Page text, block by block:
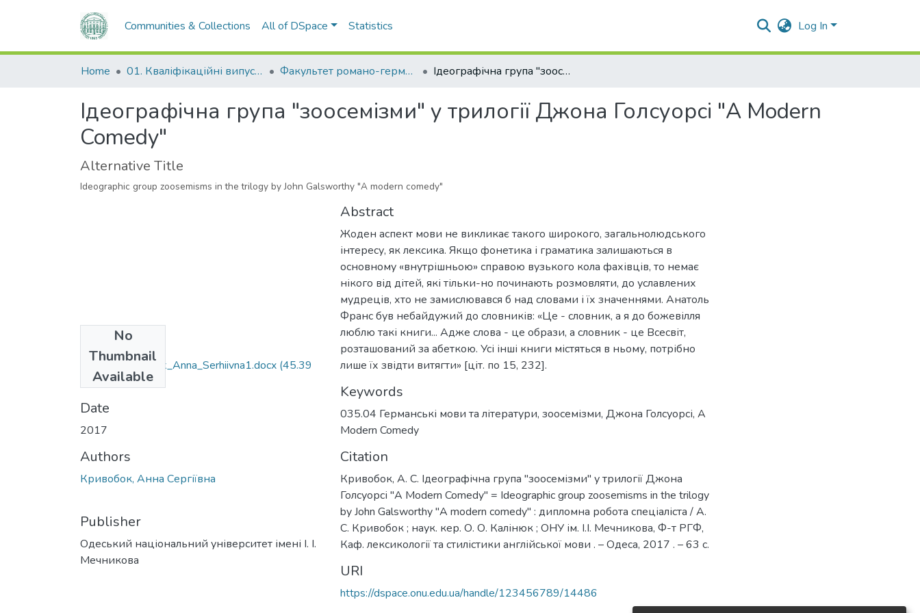
Communities & Collections All of DSpace Statistics Log In
Home 01. Кваліфікаційні випускні роботи здобувачів вищої освіти Факультет романо-германської філології Ідеографічна група "зоосемізми" у трилогії Джона Голсуорсі "A Modern Comedy"
Ідеографічна група "зоосемізми" у трилогії Джона Голсуорсі "A Modern
Comedy"
Alternative Title
Ideographic group zoosemisms in the trilogy by John Galsworthy "A modern comedy"
No
Thumbnail
Available
035.04_Kryvobok_Anna_Serhiivna1.docx (45.39
KB)
Date
2017
Authors
Кривобок, Анна Сергіївна
Publisher
Одеський національний університет імені І. І.
Мечникова
Abstract
Жоден аспект мови не викликає такого широкого, загальнолюдського
інтересу, як лексика. Якщо фонетика і граматика залишаються в
основному «внутрішньою» справою вузького кола фахівців, то немає
нікого від дітей, які тільки-но починають розмовляти, до уславлених
мудреців, хто не замислювався б над словами і їх значеннями. Анатоль
Франс був небайдужий до словників: «Це - словник, а я до божевілля
люблю такі книги... Адже слова - це образи, а словник - це Всесвіт,
розташований за абеткою. Усі інші книги містяться в ньому, потрібно
лише їх звідти витягти» [ціт. по 15, 232].
Keywords
035.04 Германські мови та літератури, зоосемізми, Джона Голсуорсі, A
Modern Comedy
Citation
Кривобок, А. С. Ідеографічна група "зоосемізми" у трилогії Джона
Голсуорсі "A Modern Comedy" = Ideographic group zoosemisms in the trilogy
by John Galsworthy "A modern comedy" : дипломна робота спеціаліста / А.
С. Кривобок ; наук. кер. О. О. Калінюк ; ОНУ ім. І.І. Мечникова, Ф-т РГФ,
Каф. лексикології та стилістики англійської мови . – Одеса, 2017 . – 63 с.
URI
https://dspace.onu.edu.ua/handle/123456789/14486